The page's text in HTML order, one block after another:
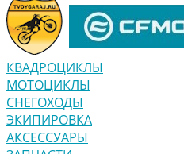
КВАДРОЦИКЛЫ
МОТОЦИКЛЫ
СНЕГОХОДЫ
ЭКИПИРОВКА
АКСЕССУАРЫ